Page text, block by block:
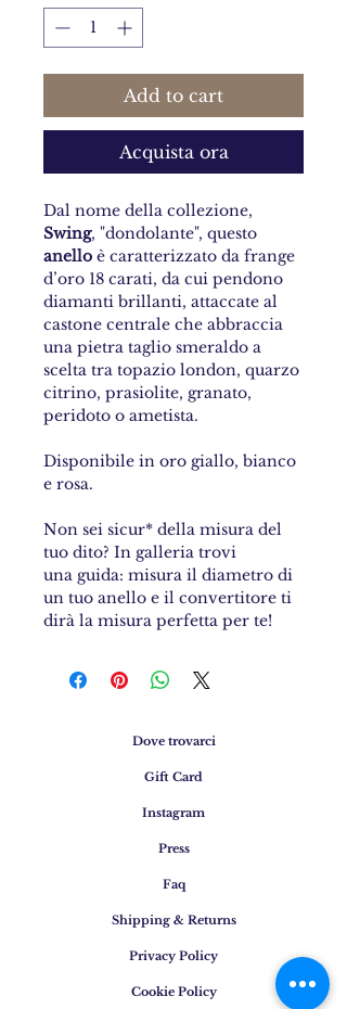
Add to cart
Acquista ora
Dal nome della collezione,
Swing, "dondolante", questo
anello è caratterizzato da frange
d’oro 18 carati, da cui pendono
diamanti brillanti, attaccate al
castone centrale che abbraccia
una pietra taglio smeraldo a
scelta tra topazio london, quarzo
citrino, prasiolite, granato,
peridoto o ametista.
Disponibile in oro giallo, bianco
e rosa.
Non sei sicur* della misura del
tuo dito? In galleria trovi
una guida: misura il diametro di
un tuo anello e il convertitore ti
dirà la misura perfetta per te!
Dove trovarci
Gift Card
Instagram
Press
Faq
Shipping & Returns
Privacy Policy
Cookie Policy